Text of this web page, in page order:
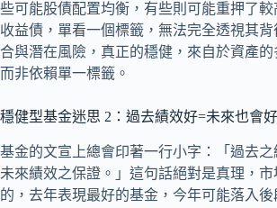
些可能股債配置均衡，有些則可能重押了較
收益債，單看一個標籤，無法完全透視其背
合與潛在風險，真正的穩健，來自於資產的
而非依賴單一標籤。
穩健型基金迷思 2：過去績效好=未來也會
基金的文宣上總會印著一行小字：「過去之
未來績效之保證。」這句話絕對是真理，市
的，去年表現最好的基金，今年可能落入